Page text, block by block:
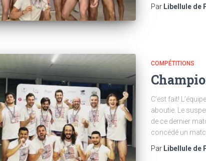
Par Libellule de
COMPÉTITIONS
C’est fait!
aboutie. Le
de ce dernier
concédé un
Par Libellule de